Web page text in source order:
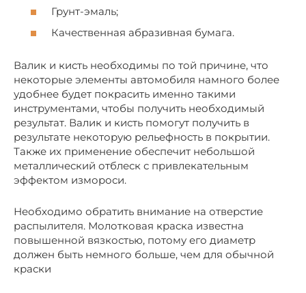
Грунт-эмаль;
Качественная абразивная бумага.
Валик и кисть необходимы по той причине, что
некоторые элементы автомобиля намного более
удобнее будет покрасить именно такими
инструментами, чтобы получить необходимый
результат. Валик и кисть помогут получить в
результате некоторую рельефность в покрытии.
Также их применение обеспечит небольшой
металлический отблеск с привлекательным
эффектом измороси.
Необходимо обратить внимание на отверстие
распылителя. Молотковая краска известна
повышенной вязкостью, потому его диаметр
должен быть немного больше, чем для обычной
краски